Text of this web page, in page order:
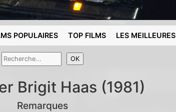
POPULAIRES TOP FILMS LES MEILLEURES
Brigit Haas (1981)
Remarques